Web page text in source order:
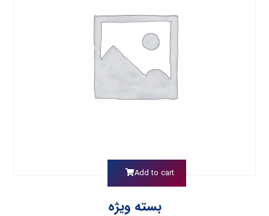
بسته ویژه
Add to cart